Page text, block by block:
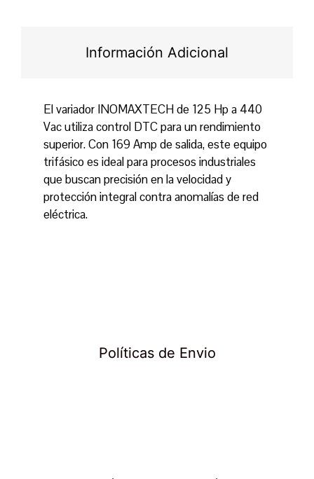
Información Adicional
Políticas de Envio
El variador INOMAXTECH de 125 Hp a 440
Vac utiliza control DTC para un rendimiento
superior. Con 169 Amp de salida, este equipo
trifásico es ideal para procesos industriales
que buscan precisión en la velocidad y
protección integral contra anomalías de red
eléctrica.